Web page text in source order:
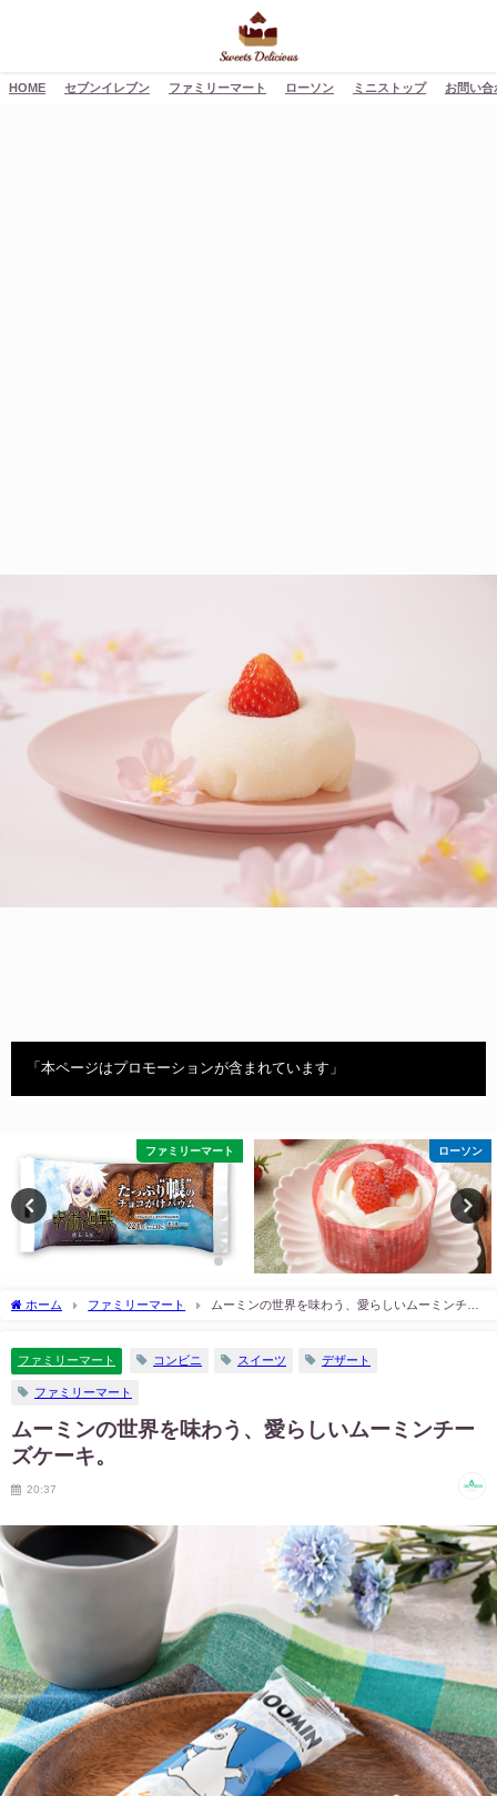
HOME セブンイレブン ファミリーマート ローソン ミニストップ お問い合
「本ページはプロモーションが含まれています」
ファミリーマート ローソン
ホーム ファミリーマート
ムーミンの世界を味わう、愛らしいムーミンチー
ファミリーマート コンビニ スイーツ デザート
ファミリーマート
ムーミンの世界を味わう、愛らしいムーミンチー
ズケーキ。
20:37